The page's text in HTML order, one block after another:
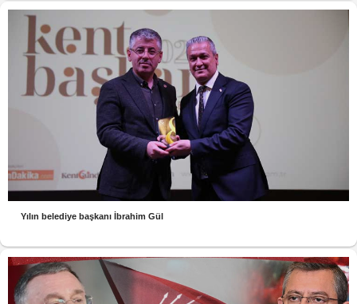
Yılın belediye başkanı İbrahim Gül